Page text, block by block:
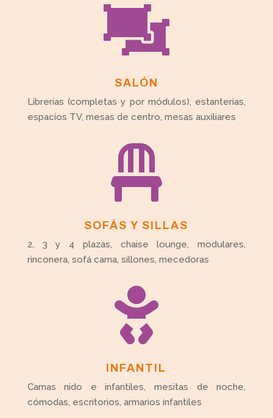

SALÓN
Librerías (completas y por módulos), estanterías,
espacios TV, mesas de centro, mesas auxiliares

SOFÁS Y SILLAS
2, 3 y 4 plazas, chaise lounge, modulares,
rinconera, sofá cama, sillones, mecedoras

INFANTIL
Camas nido e infantiles, mesitas de noche,
cómodas, escritorios, armarios infantiles